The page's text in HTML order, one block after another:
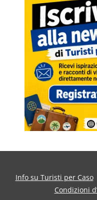
Info su Turisti per Caso
Condizioni